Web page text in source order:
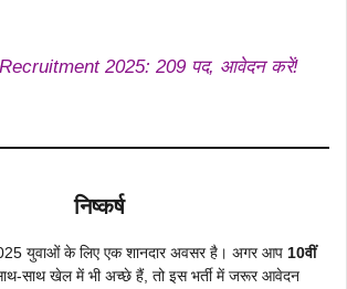
2025: 209 पद, आवेदन करें!
निष्कर्ष
युवाओं के लिए एक शानदार अवसर है। अगर आप 10वीं
साथ खेल में भी अच्छे हैं, तो इस भर्ती में जरूर आवेदन